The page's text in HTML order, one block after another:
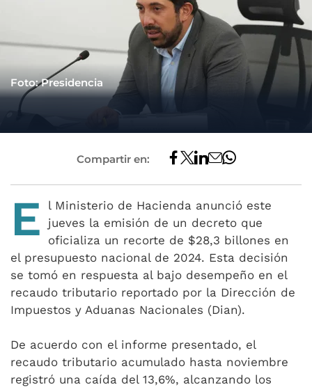
Foto: Presidencia
Compartir en:
E
l Ministerio de Hacienda anunció este
jueves la emisión de un decreto que
oficializa un recorte de $28,3 billones en
el presupuesto nacional de 2024. Esta decisión
se tomó en respuesta al bajo desempeño en el
recaudo tributario reportado por la Dirección de
Impuestos y Aduanas Nacionales (Dian).
De acuerdo con el informe presentado, el
recaudo tributario acumulado hasta noviembre
registró una caída del 13,6%, alcanzando los